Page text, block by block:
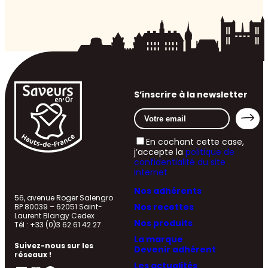
Nos adhérents
Nos recettes
Nos produits
La marque
Devenir adhérent
Les actualités
56, avenue Roger Salengro
BP 80039 – 62051 Saint-
Laurent Blangy Cedex
Tél : +33 (0)3 62 61 42 27
Suivez-nous sur les
réseaux !
S’inscrire à la newsletter
En cochant cette case,
j’accepte la politique de
confidentialité du site
internet